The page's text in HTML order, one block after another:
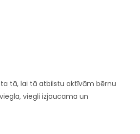
tā, lai tā atbilstu aktīvām bērnu
viegli izjaucama un